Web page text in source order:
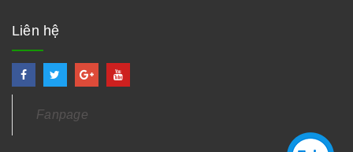
Liên hệ
Fanpage